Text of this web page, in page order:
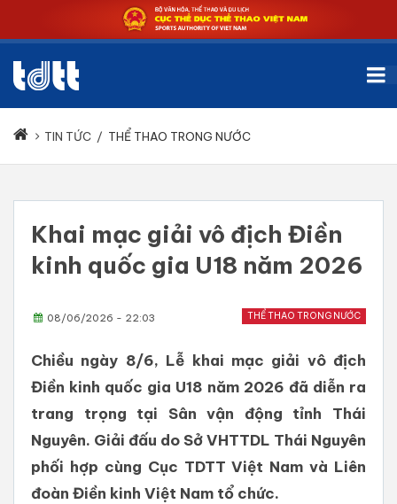
TIN TỨC / THỂ THAO TRONG NƯỚC
Khai mạc giải vô địch Điền
kinh quốc gia U18 năm 2026
THỂ THAO TRONG NƯỚC
08/06/2026 - 22:03
Chiều ngày 8/6, Lễ khai mạc giải vô địch
Điền kinh quốc gia U18 năm 2026 đã diễn ra
trang trọng tại Sân vận động tỉnh Thái
Nguyên. Giải đấu do Sở VHTTDL Thái Nguyên
phối hợp cùng Cục TDTT Việt Nam và Liên
đoàn Điền kinh Việt Nam tổ chức.